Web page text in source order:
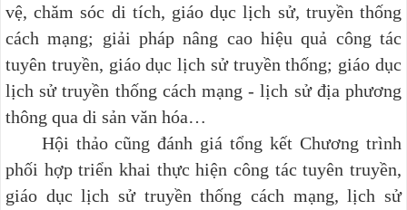
vệ, chăm sóc di tích, giáo dục lịch sử, truyền thống
cách mạng; giải pháp nâng cao hiệu quả công tác
tuyên truyền, giáo dục lịch sử truyền thống; giáo dục
lịch sử truyền thống cách mạng - lịch sử địa phương
thông qua di sản văn hóa…
Hội thảo cũng đánh giá tổng kết Chương trình
phối hợp triển khai thực hiện công tác tuyên truyền,
giáo dục lịch sử truyền thống cách mạng, lịch sử